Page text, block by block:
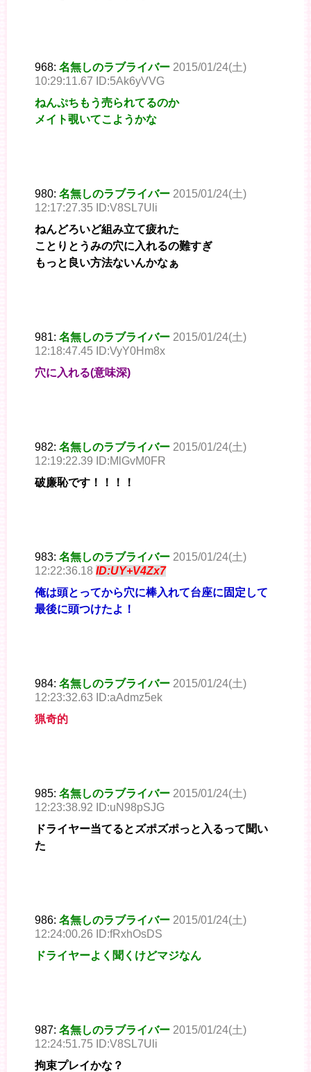
968: 名無しのラブライバー 2015/01/24(土)
10:29:11.67 ID:5Ak6yVVG
ねんぷちもう売られてるのか
メイト覗いてこようかな
980: 名無しのラブライバー 2015/01/24(土)
12:17:27.35 ID:V8SL7Uli
ねんどろいど組み立て疲れた
ことりとうみの穴に入れるの難すぎ
もっと良い方法ないんかなぁ
981: 名無しのラブライバー 2015/01/24(土)
12:18:47.45 ID:VyY0Hm8x
穴に入れる(意味深)
982: 名無しのラブライバー 2015/01/24(土)
12:19:22.39 ID:MlGvM0FR
破廉恥です！！！！
983: 名無しのラブライバー 2015/01/24(土)
12:22:36.18 ID:UY+V4Zx7
俺は頭とってから穴に棒入れて台座に固定して
最後に頭つけたよ！
984: 名無しのラブライバー 2015/01/24(土)
12:23:32.63 ID:aAdmz5ek
猟奇的
985: 名無しのラブライバー 2015/01/24(土)
12:23:38.92 ID:uN98pSJG
ドライヤー当てるとズポズポっと入るって聞い
た
986: 名無しのラブライバー 2015/01/24(土)
12:24:00.26 ID:fRxhOsDS
ドライヤーよく聞くけどマジなん
987: 名無しのラブライバー 2015/01/24(土)
12:24:51.75 ID:V8SL7Uli
拘束プレイかな？